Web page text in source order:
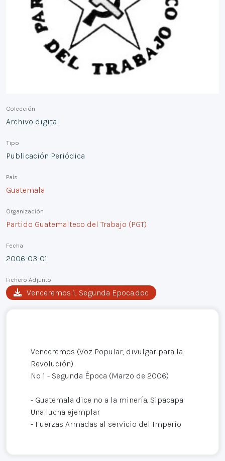
Colección
Archivo digital
Tipo
Publicación Periódica
País
Guatemala
Organización
Partido Guatemalteco del Trabajo (PGT)
Fecha
2006-03-01
Fichero Adjunto
Venceremos 1, Segunda Epoca.doc
Venceremos (Voz Popular, divulgar para la
Revolución)
Nº 1 - Segunda Época (Marzo de 2006)
- Guatemala dice no a la minería. Sipacapa:
Una lucha ejemplar
- Fuerzas Armadas al servicio del Imperio